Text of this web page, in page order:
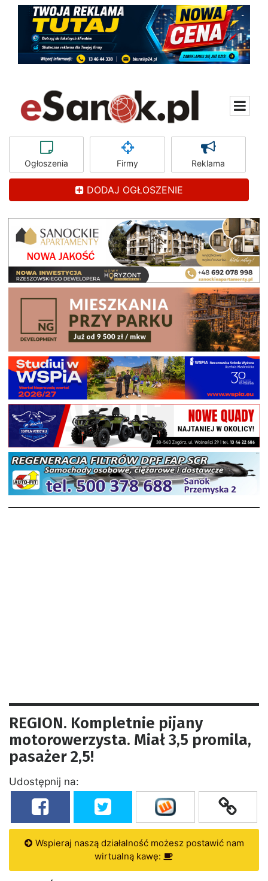
Ogłoszenia Firmy Reklama
DODAJ OGŁOSZENIE
REGION. Kompletnie pijany
motorowerzysta. Miał 3,5 promila,
pasażer 2,5!
Udostępnij na:
Wspieraj naszą działalność możesz postawić nam
wirtualną kawę: